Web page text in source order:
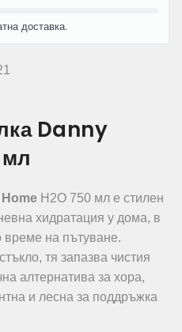
доставка.
Danny
H2O 750 мл е стилен
хидратация у дома, в
на пътуване.
тя запазва чистия
алтернатива за хора,
и лесна за поддръжка